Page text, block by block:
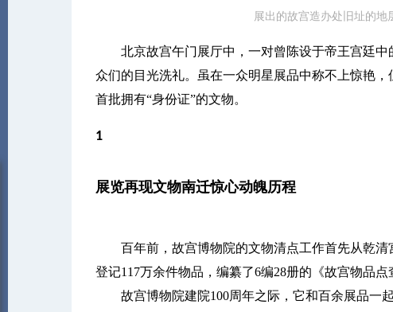
展出的故宫造办处旧址的地
北京故宫午门展厅中，一对曾陈设于帝王宫廷中
众们的目光洗礼。虽在一众明星展品中称不上惊艳
首批拥有“身份证”的文物。
1
展览再现文物南迁惊心动魄历程
百年前，故宫博物院的文物清点工作首先从乾清
登记117万余件物品，编纂了6编28册的《故宫物品
故宫博物院建院100周年之际，它和百余展品一起